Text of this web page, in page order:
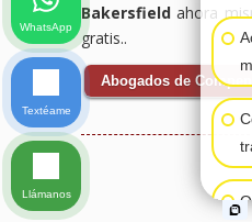
Bakersfieldahora
gratis..
Abogados de
WhatsApp
Textéame
Llámanos